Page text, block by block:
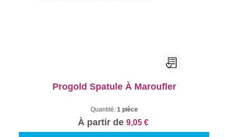
Progold Spatule À Maroufler
Quantité: 1 pièce
À partir de 9,05 €